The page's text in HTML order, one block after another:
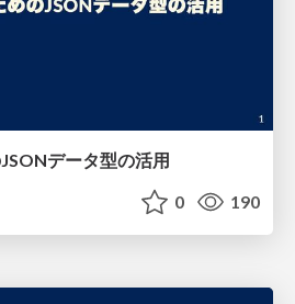
データ型の活用
0 190